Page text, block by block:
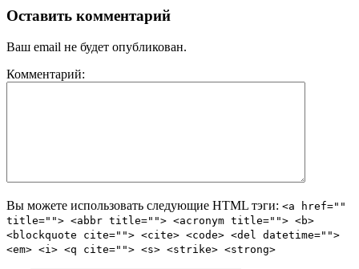
Оставить комментарий
Ваш email не будет опубликован.
Комментарий:
Вы можете использовать следующие HTML тэги: <a href=""
title=""> <abbr title=""> <acronym title=""> <b>
<blockquote cite=""> <cite> <code> <del datetime="">
<em> <i> <q cite=""> <s> <strike> <strong>